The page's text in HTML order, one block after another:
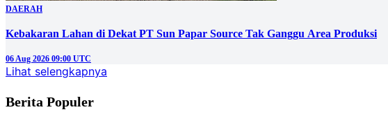
DAERAH
Kebakaran Lahan di Dekat PT Sun Papar Source Tak Ganggu Area Produksi
06 Aug 2026 09:00 UTC
Lihat selengkapnya
Berita Populer